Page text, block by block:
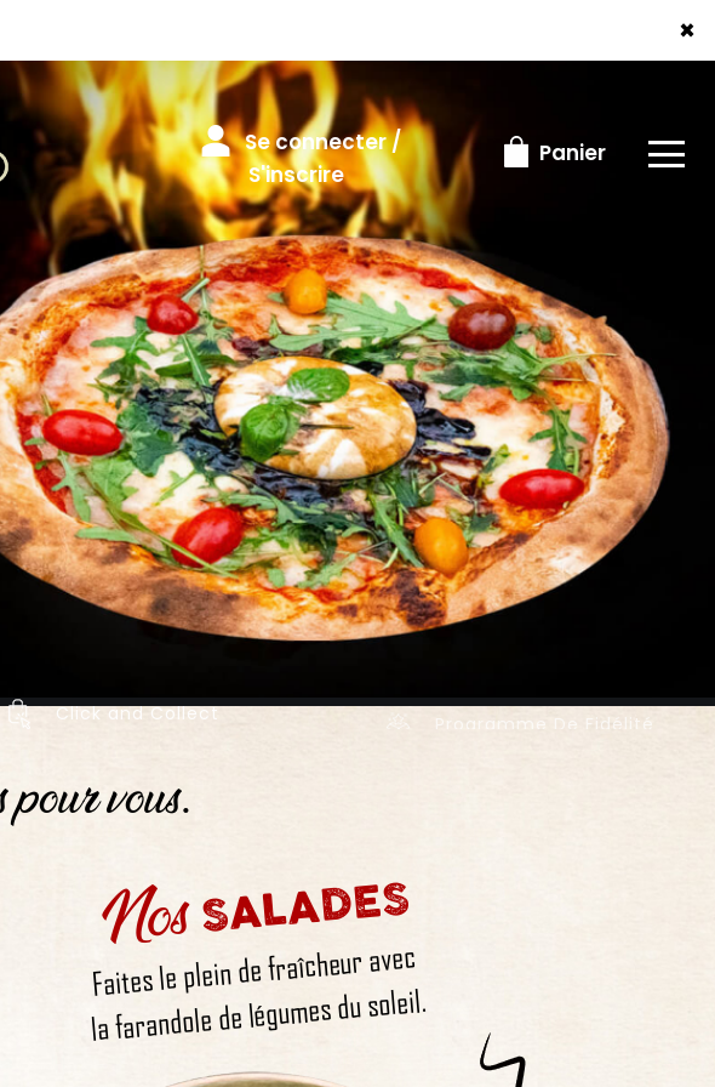
×
Se connecter /
S'inscrire
Panier
Click and Collect Programme De Fidélité
vous.
NosSALADES
Faites le plein de fraîcheur avec
la farandole de légumes du soleil.